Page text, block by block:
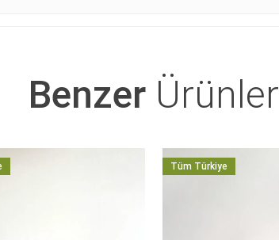
Benzer Ürünler
Tüm Türkiye